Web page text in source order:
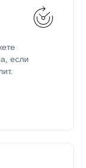
если